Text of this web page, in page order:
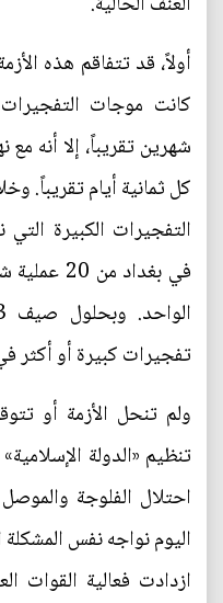
كانت موجات
كل ثمانية أيام تقريباً.
التفجيرات الكبيرة التي
تفجيرات كبيرة أو أكثر
ولم تنحل الأزمة أو
تنظيم «الدولة
احتلال الفلوجة
اليوم نواجه نفس
ازدادت فعالية القوات